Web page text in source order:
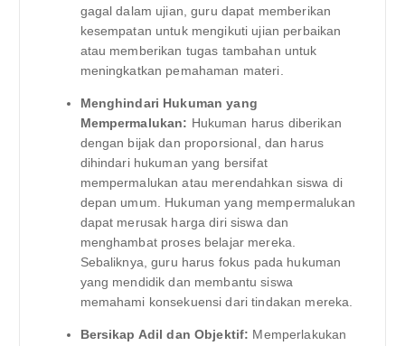
gagal dalam ujian, guru dapat memberikan
kesempatan untuk mengikuti ujian perbaikan
atau memberikan tugas tambahan untuk
meningkatkan pemahaman materi.
Menghindari Hukuman yang
Mempermalukan: Hukuman harus diberikan
dengan bijak dan proporsional, dan harus
dihindari hukuman yang bersifat
mempermalukan atau merendahkan siswa di
depan umum. Hukuman yang mempermalukan
dapat merusak harga diri siswa dan
menghambat proses belajar mereka.
Sebaliknya, guru harus fokus pada hukuman
yang mendidik dan membantu siswa
memahami konsekuensi dari tindakan mereka.
Bersikap Adil dan Objektif: Memperlakukan